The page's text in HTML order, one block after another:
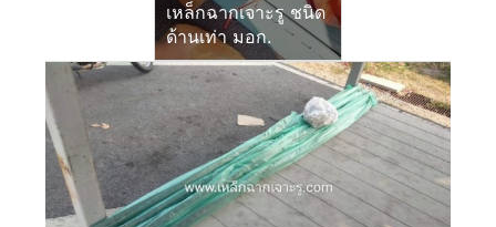
เหล็กฉากเจาะรู ชนิด
ด้านเท่า มอก.